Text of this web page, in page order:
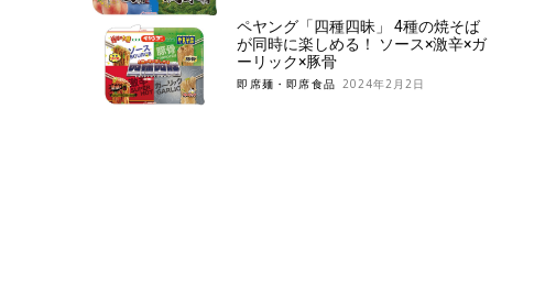
ペヤング「四種四昧」 4種の焼そば
が同時に楽しめる！ ソース×激辛×ガ
ーリック×豚骨
即席麺・即席食品 2024年2月2日